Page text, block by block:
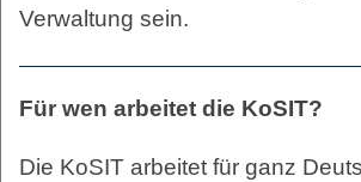
Verwaltung sein.
Für wen arbeitet die KoSIT?
Die KoSIT arbeitet für ganz